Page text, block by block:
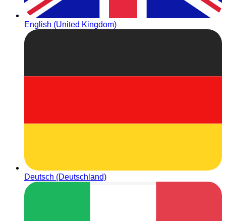
English (United Kingdom)
Deutsch (Deutschland)